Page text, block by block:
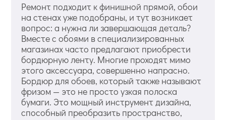
Ремонт подходит к финишной прямой, обои
на стенах уже подобраны, и тут возникает
вопрос: а нужна ли завершающая деталь?
Вместе с обоями в специализированных
магазинах часто предлагают приобрести
бордюрную ленту. Многие проходят мимо
этого аксессуара, совершенно напрасно.
Бордюр для обоев, который также называют
фризом — это не просто узкая полоска
бумаги. Это мощный инструмент дизайна,
способный преобразить пространство,